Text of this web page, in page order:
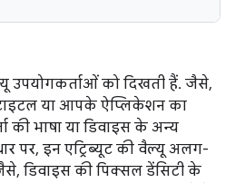
उपयोगकर्ताओं को दिखती हैं. जैसे,
या आपके ऐप्लिकेशन का
की भाषा या डिवाइस के अन्य
पर, इन एट्रिब्यूट की वैल्यू अलग-
डिवाइस की पिक्सल डेंसिटी के